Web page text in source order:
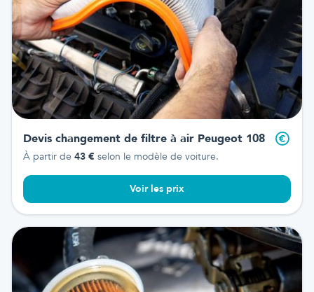
Devis changement de filtre à air Peugeot 108
À partir de 43 € selon le modèle de voiture.
Voir les prix